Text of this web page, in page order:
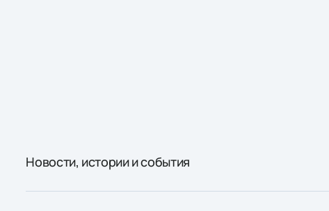
Новости, истории и события